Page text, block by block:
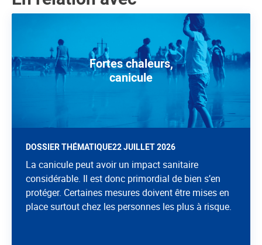
Fortes chaleurs,
canicule
DOSSIER THÉMATIQUE22 JUILLET 2026
La canicule peut avoir un impact sanitaire
considérable. Il est donc primordial de bien s’en
protéger. Certaines mesures doivent être mises en
place surtout chez les personnes les plus à risque.